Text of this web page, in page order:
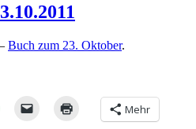
Buch zum 23. Oktober.
Mehr